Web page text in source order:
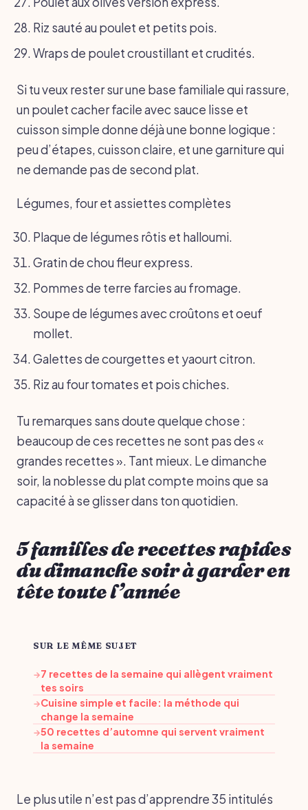
Riz sauté au poulet et petits pois.
Wraps de poulet croustillant et crudités.
Si tu veux rester sur une base familiale qui rassure,
un poulet cacher facile avec sauce lisse et
cuisson simple donne déjà une bonne logique :
peu d’étapes, cuisson claire, et une garniture qui
ne demande pas de second plat.
Légumes, four et assiettes complètes
Plaque de légumes rôtis et halloumi.
Gratin de chou fleur express.
Pommes de terre farcies au fromage.
Soupe de légumes avec croûtons et oeuf
mollet.
Galettes de courgettes et yaourt citron.
Riz au four tomates et pois chiches.
Tu remarques sans doute quelque chose :
beaucoup de ces recettes ne sont pas des «
grandes recettes ». Tant mieux. Le dimanche
soir, la noblesse du plat compte moins que sa
capacité à se glisser dans ton quotidien.
5 familles de recettes rapides
du dimanche soir à garder en
tête toute l’année
SUR LE MÊME SUJET
→7 recettes de la semaine qui allègent vraiment
tes soirs
→Cuisine simple et facile: la méthode qui
change la semaine
→50 recettes d’automne qui servent vraiment
la semaine
Le plus utile n’est pas d’apprendre 35 intitulés